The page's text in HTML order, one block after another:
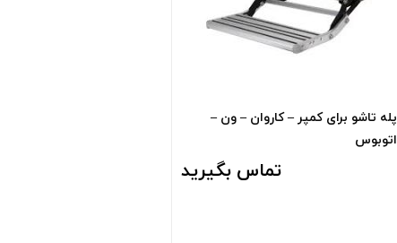
پله تاشو برای کمپر – کاروان – ون –
اتوبوس
تماس بگیرید